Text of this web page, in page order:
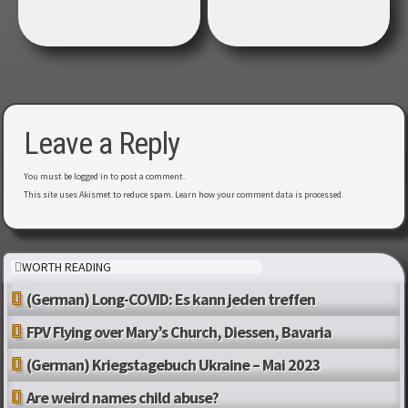
Leave a Reply
You must be logged in to post a comment.
This site uses Akismet to reduce spam. Learn how your comment data is processed.
WORTH READING
(German) Long-COVID: Es kann jeden treffen
FPV Flying over Mary’s Church, Diessen, Bavaria
(German) Kriegstagebuch Ukraine – Mai 2023
Are weird names child abuse?